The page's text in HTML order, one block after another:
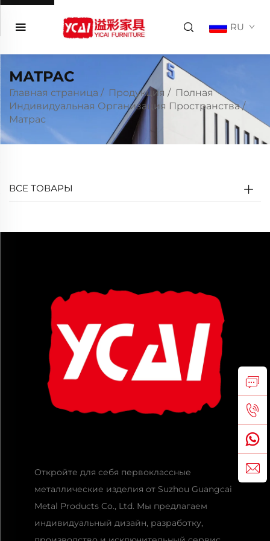
RU
МАТРАС
Главная страница / Продукция / Полная
Индивидуальная Организация Пространства/
Матрас
ВСЕ ТОВАРЫ
Откройте для себя первоклассные
металлические изделия от Suzhou Guangcai
Metal Products Co., Ltd. Мы предлагаем
индивидуальный дизайн, разработку,